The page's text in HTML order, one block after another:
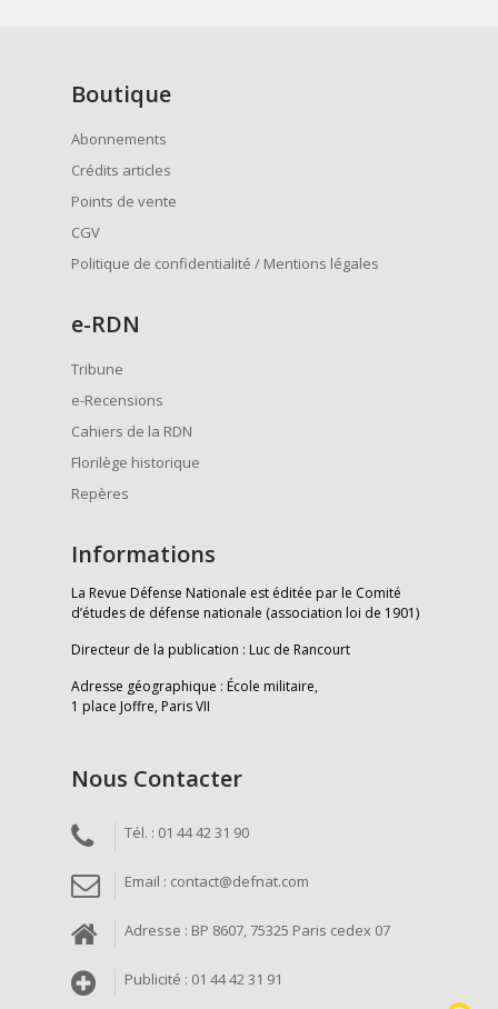
Boutique
Abonnements
Crédits articles
Points de vente
CGV
Politique de confidentialité / Mentions légales
e-RDN
Tribune
e-Recensions
Cahiers de la RDN
Florilège historique
Repères
Informations
La Revue Défense Nationale est éditée par le Comité
d’études de défense nationale (association loi de 1901)
Directeur de la publication : Luc de Rancourt
Adresse géographique : École militaire,
1 place Joffre, Paris VII
Nous Contacter
Tél. : 01 44 42 31 90
Email : contact@defnat.com
Adresse : BP 8607, 75325 Paris cedex 07
Publicité : 01 44 42 31 91